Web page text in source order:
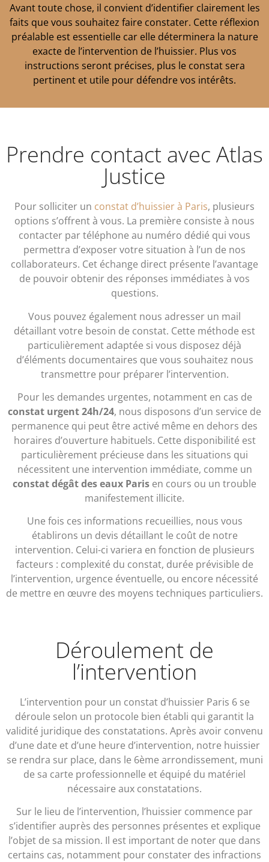
Avant toute chose, il convient d’identifier clairement les
faits que vous souhaitez faire constater. Cette réflexion
préalable est essentielle car elle déterminera la nature
exacte de l’intervention de l’huissier. Plus vos
instructions seront précises, plus le constat sera
pertinent et utile pour défendre vos intérêts.
Prendre contact avec Atlas
Justice
Pour solliciter un constat d’huissier à Paris, plusieurs
options s’offrent à vous. La première consiste à nous
contacter par téléphone au numéro dédié qui vous
permettra d’exposer votre situation à l’un de nos
collaborateurs. Cet échange direct présente l’avantage
de pouvoir obtenir des réponses immédiates à vos
questions.
Vous pouvez également nous adresser un mail
détaillant votre besoin de constat. Cette méthode est
particulièrement adaptée si vous disposez déjà
d’éléments documentaires que vous souhaitez nous
transmettre pour préparer l’intervention.
Pour les demandes urgentes, notamment en cas de
constat urgent 24h/24, nous disposons d’un service de
permanence qui peut être activé même en dehors des
horaires d’ouverture habituels. Cette disponibilité est
particulièrement précieuse dans les situations qui
nécessitent une intervention immédiate, comme un
constat dégât des eaux Paris en cours ou un trouble
manifestement illicite.
Une fois ces informations recueillies, nous vous
établirons un devis détaillant le coût de notre
intervention. Celui-ci variera en fonction de plusieurs
facteurs : complexité du constat, durée prévisible de
l’intervention, urgence éventuelle, ou encore nécessité
de mettre en œuvre des moyens techniques particuliers.
Déroulement de
l’intervention
L’intervention pour un constat d’huissier Paris 6 se
déroule selon un protocole bien établi qui garantit la
validité juridique des constatations. Après avoir convenu
d’une date et d’une heure d’intervention, notre huissier
se rendra sur place, dans le 6ème arrondissement, muni
de sa carte professionnelle et équipé du matériel
nécessaire aux constatations.
Sur le lieu de l’intervention, l’huissier commence par
s’identifier auprès des personnes présentes et explique
l’objet de sa mission. Il est important de noter que dans
certains cas, notamment pour constater des infractions